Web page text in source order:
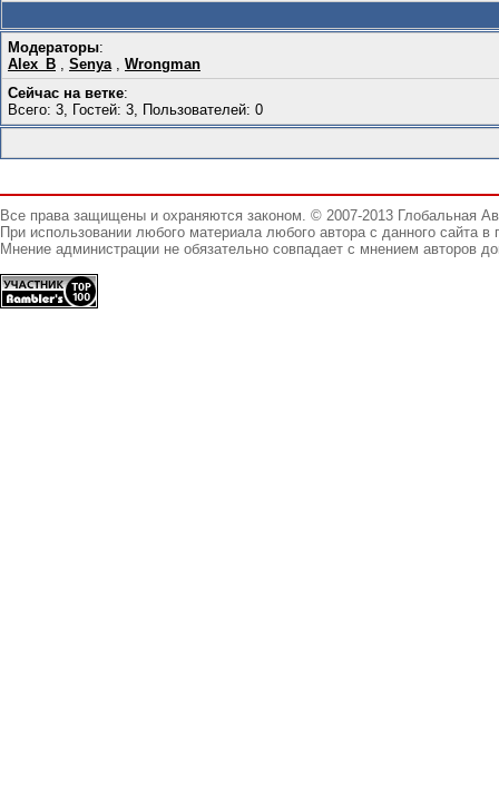
Модераторы:
Alex_B , Senya, Wrongman
Сейчас на ветке:
Всего: 3, Гостей: 3, Пользователей: 0
Все права защищены и охраняются законом. © 2007-2013 Глобальная
При использовании любого материала любого автора с данного сайта
Мнение администрации не обязательно совпадает с мнением авторов